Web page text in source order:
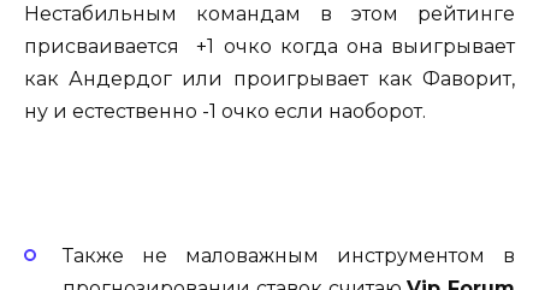
Нестабильным командам в этом рейтинге
присваивается +1 очко когда она выигрывает
как Андердог или проигрывает как Фаворит,
ну и естественно -1 очко если наоборот.
Также не маловажным инструментом в